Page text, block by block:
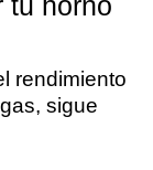
rendimiento
sigue